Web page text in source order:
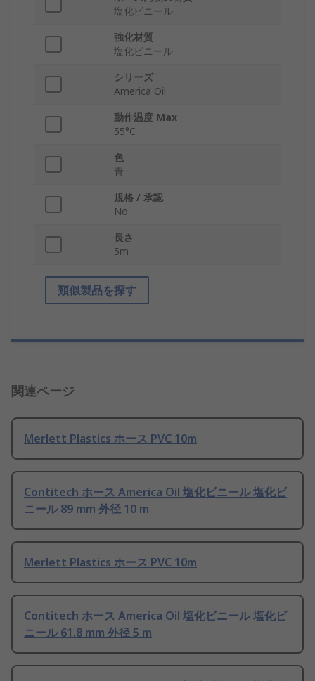
塩化ビニール
強化材質
塩化ビニール
シリーズ
America Oil
動作温度 Max
55°C
色
青
規格 / 承認
No
長さ
5m
類似製品を探す
関連ページ
Merlett Plastics ホース PVC 10m
Contitech ホース America Oil 塩化ビニール 塩化ビ
ニール 89 mm 外径 10 m
Merlett Plastics ホース PVC 10m
Contitech ホース America Oil 塩化ビニール 塩化ビ
ニール 61.8 mm 外径 5 m